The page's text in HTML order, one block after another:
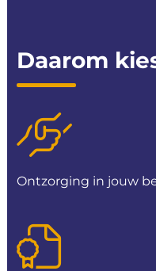
Daarom
Ontzorging in jouw